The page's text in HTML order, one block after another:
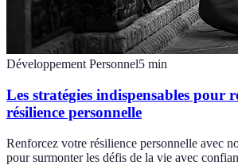
Développement Personnel5 min
Les stratégies indispensables pour
résilience personnelle
Renforcez votre résilience personnelle avec
pour surmonter les défis de la vie avec